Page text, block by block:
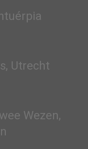
Utrecht
Wezen,